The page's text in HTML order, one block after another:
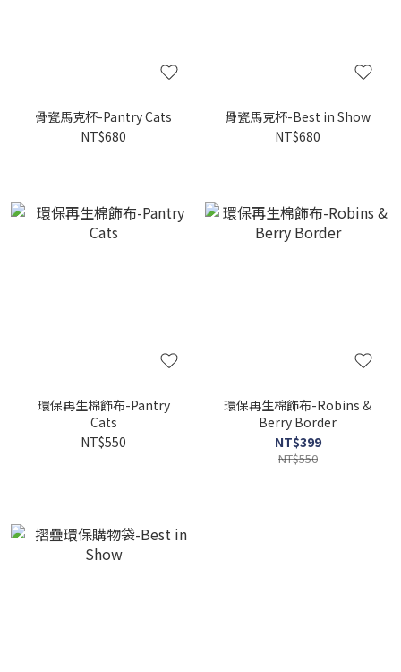
骨瓷馬克杯-Pantry Cats
NT$680
骨瓷馬克杯-Best in Show
NT$680
環保再生棉飾布-Pantry
Cats
NT$550
環保再生棉飾布-Robins &
Berry Border
NT$399
NT$550